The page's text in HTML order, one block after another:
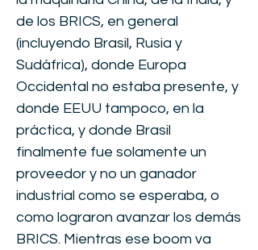
de los BRICS, en general
(incluyendo Brasil, Rusia y
Sudáfrica), donde Europa
Occidental no estaba presente, y
donde EEUU tampoco, en la
práctica, y donde Brasil
finalmente fue solamente un
proveedor y no un ganador
industrial como se esperaba, o
como lograron avanzar los demás
BRICS. Mientras ese boom va